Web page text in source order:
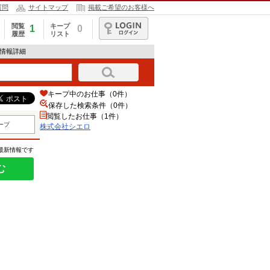
問 サイトマップ 掲載ご希望のお客様へ
閲覧
履歴
1
キープ
リスト
0
ログイン
報詳細
プ
新情報です
キープ中のお仕事（0件）
保存した検索条件（0件）
閲覧したお仕事（1件）
株式会社シエロ